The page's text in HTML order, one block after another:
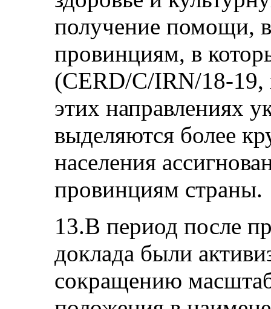
получение помощи,
провинциям, в
(CERD/C/IRN/18-19,
этих направлениях
выделяются более
населения
провинциям страны.
13.В период после
доклада были
сокращению